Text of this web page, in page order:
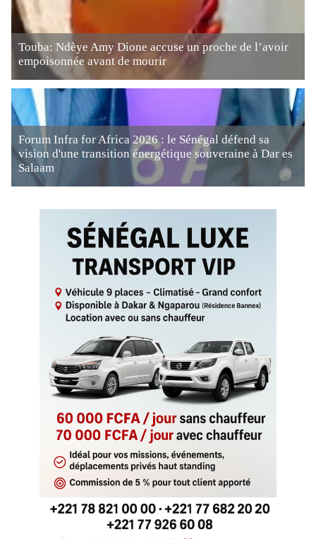
Touba: Ndèye Amy Dione accuse un proche de l’avoir
empoisonnée avant de mourir
Forum Infra for Africa 2026 : le Sénégal défend sa
vision d'une transition énergétique souveraine à Dar es
Salaam